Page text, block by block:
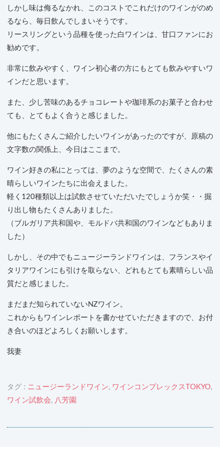
しかし味は侮るなかれ、このコストでこれだけのワインがのめ
るなら、毎日飲んでしまいそうです。
リースリングという品種を使った白ワインは、甘口ファンにお
勧めです。
非常に飲みやすく、ワイン初心者の方にもとても飲みやすいワ
インだと思います。
また、少し苦味のあるチョコレートや珈琲系のお菓子と合わせ
ても、とてもよく合うと感じました。
他にもたくさんご紹介したいワインがあったのですが、原稿の
文字数の関係上、今日はここまで。
ワイン好きの私にとっては、夢のような空間で、たくさんの素
晴らしいワインたちに出会えました。
軽く120種類以上は試飲させていただいたでしょうか笑・・掘
り出し物もたくさんありました。
（ブルガリア共和国や、モルドバ共和国のワインなどもありま
した）
しかし、その中でもニュージーランドワインは、フランスやイ
タリアワインにも引けを取らない、どれもとても素晴らしい品
質だと感じました。
まだまだ知られていないNZワイン。
これからもワインレポートを書かせていただきますので、お付
き合いのほどよろしくお願いします。
我妻
タグ : ニュージーランドワイン, ワインコンプレックスTOKYO,
ワイン試飲会, 八芳園